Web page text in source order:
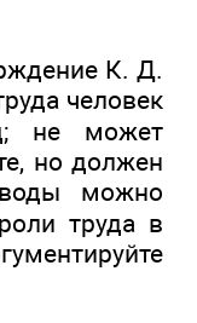
К. Д.
человек
не может
но должен
можно
труда в